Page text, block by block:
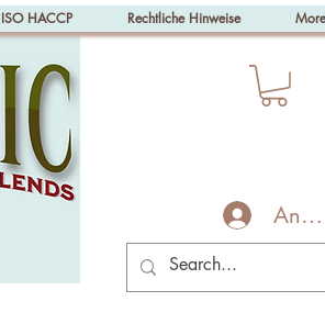
HACCP Rechtliche Hinweise More